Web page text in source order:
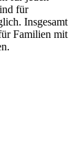
für
Insgesamt
Familien mit